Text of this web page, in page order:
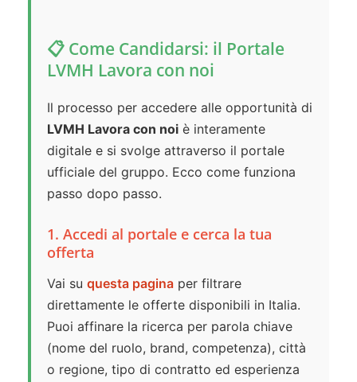
📋 Come Candidarsi: il Portale
LVMH Lavora con noi
Il processo per accedere alle opportunità di
LVMH Lavora con noi è interamente
digitale e si svolge attraverso il portale
ufficiale del gruppo. Ecco come funziona
passo dopo passo.
1. Accedi al portale e cerca la tua
offerta
Vai su questa pagina per filtrare
direttamente le offerte disponibili in Italia.
Puoi affinare la ricerca per parola chiave
(nome del ruolo, brand, competenza), città
o regione, tipo di contratto ed esperienza